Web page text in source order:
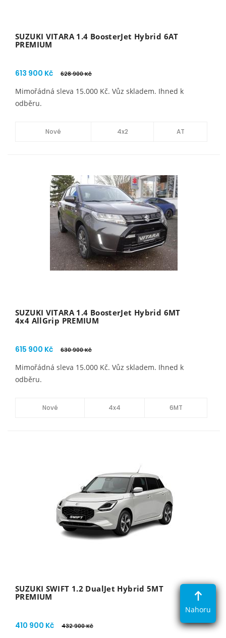
SUZUKI VITARA 1.4 BoosterJet Hybrid 6AT
PREMIUM
613 900 Kč 628 900 Kč
Mimořádná sleva 15.000 Kč. Vůz skladem. Ihned k
odběru.
Nové 4x2 AT
SUZUKI VITARA 1.4 BoosterJet Hybrid 6MT
4x4 AllGrip PREMIUM
615 900 Kč 630 900 Kč
Mimořádná sleva 15.000 Kč. Vůz skladem. Ihned k
odběru.
Nové 4x4 6MT
SUZUKI SWIFT 1.2 DualJet Hybrid 5MT
PREMIUM
410 900 Kč 432 900 Kč
Nahoru